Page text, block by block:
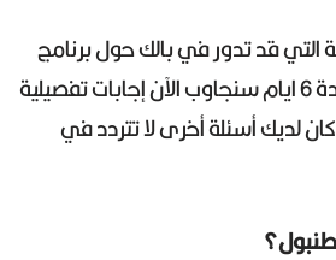
التي قد تدور في بالك حول برنامج
سياحي لاسطنبول لمدة 6 ايام سنجاوب الآن إجابات تفصيلية
لديك أسئلة أخرى لا تتردد في